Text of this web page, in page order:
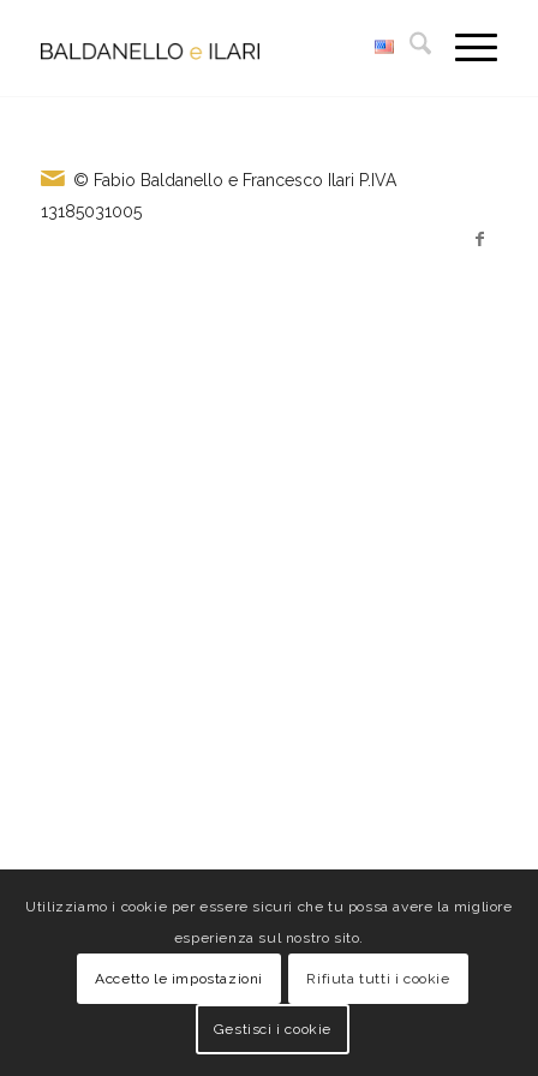
© Fabio Baldanello e Francesco Ilari P.IVA
13185031005
Utilizziamo i cookie per essere sicuri che tu possa avere la migliore
esperienza sul nostro sito.
Accetto le impostazioni Rifiuta tutti i cookie
Gestisci i cookie